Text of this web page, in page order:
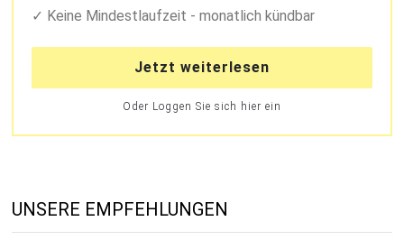
Keine Mindestlaufzeit - monatlich kündbar
Jetzt weiterlesen
Oder Loggen Sie sich hier ein
UNSERE EMPFEHLUNGEN